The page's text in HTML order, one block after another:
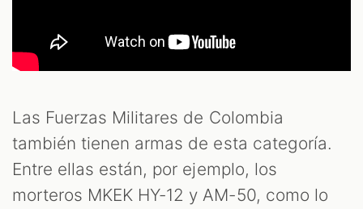
Las Fuerzas Militares de Colombia
también tienen armas de esta categoría.
Entre ellas están, por ejemplo, los
morteros MKEK HY-12 y AM-50, como lo